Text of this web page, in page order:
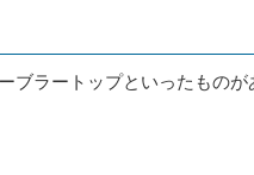
ブラートップといったもの